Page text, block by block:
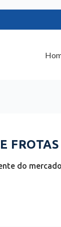
do